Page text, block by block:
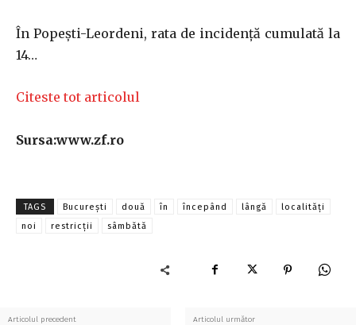
În Popeşti-Leordeni, rata de incidenţă cumulată la
14…
Citeste tot articolul
Sursa:www.zf.ro
TAGS București două în începând lângă
localităţi
noi
restricţii sâmbătă
Articolul precedent Articolul următor